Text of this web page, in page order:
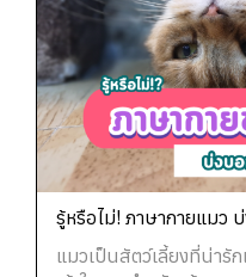
รู้หรือไม่! ภาษากายแมว
แมวเป็นสัตว์เลี้ยงที่น่ารั